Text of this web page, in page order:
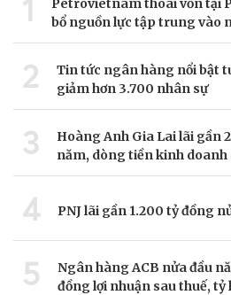
1
Petrovietnam thoái vốn tại
bổ nguồn lực tập trung vào
2
Tin tức ngân hàng nổi bật
giảm hơn 3.700 nhân sự
3
Hoàng Anh Gia Lai lãi gần
năm, dòng tiền kinh doanh
4 PNJ lãi gần 1.200 tỷ đồng
5
Ngân hàng ACB nửa đầu
đồng lợi nhuận sau thuế, tỷ